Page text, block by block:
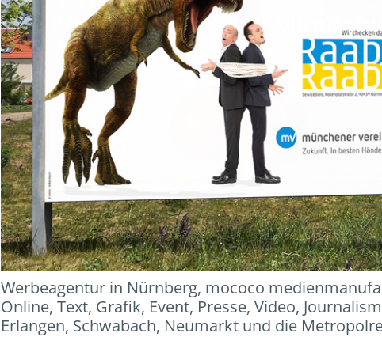
Werbeagentur in Nürnberg, mococo
Online, Text, Grafik, Event, Presse, Video,
Erlangen, Schwabach, Neumarkt und die